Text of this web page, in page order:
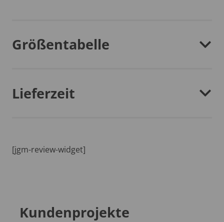
Größentabelle
Lieferzeit
[jgm-review-widget]
Kundenprojekte